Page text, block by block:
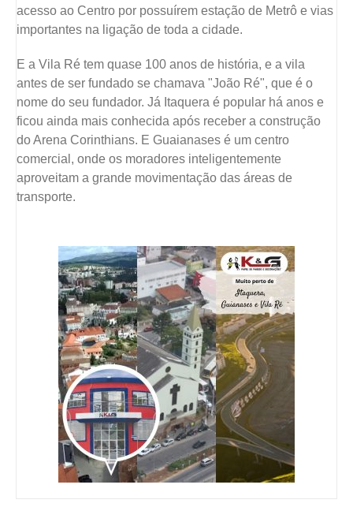
acesso ao Centro por possuírem estação de Metrô e vias
importantes na ligação de toda a cidade.
E a Vila Ré tem quase 100 anos de história, e a vila
antes de ser fundado se chamava "João Ré", que é o
nome do seu fundador. Já Itaquera é popular há anos e
ficou ainda mais conhecida após receber a construção
do Arena Corinthians. E Guaianases é um centro
comercial, onde os moradores inteligentemente
aproveitam a grande movimentação das áreas de
transporte.